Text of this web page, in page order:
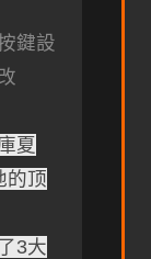
鍵設
夏
的顶
3大